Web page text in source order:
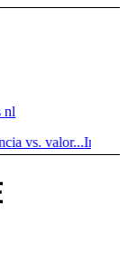
nl
valor...Infused